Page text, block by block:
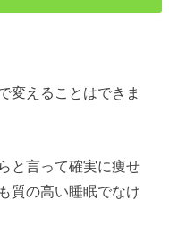
変えることはできま
と言って確実に痩せ
質の高い睡眠でなけ